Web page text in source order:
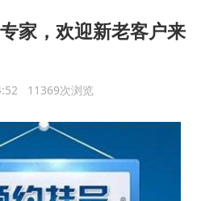
家，欢迎新老客户来
11369次浏览